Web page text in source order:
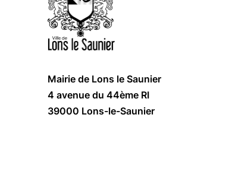
Mairie de Lons le Saunier
4 avenue du 44ème RI
39000 Lons-le-Saunier